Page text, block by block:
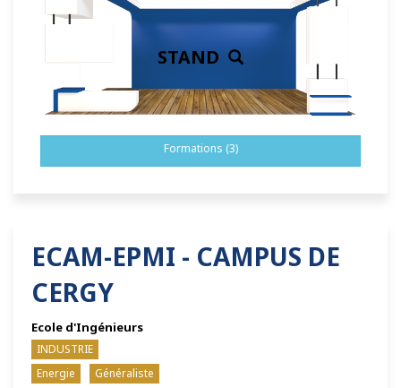
STAND
Formations (3)
ECAM-EPMI - CAMPUS DE
CERGY
Ecole d'Ingénieurs
INDUSTRIE
Energie
Généraliste